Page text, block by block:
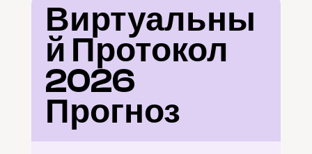
Виртуальны
й Протокол
2026
Прогноз